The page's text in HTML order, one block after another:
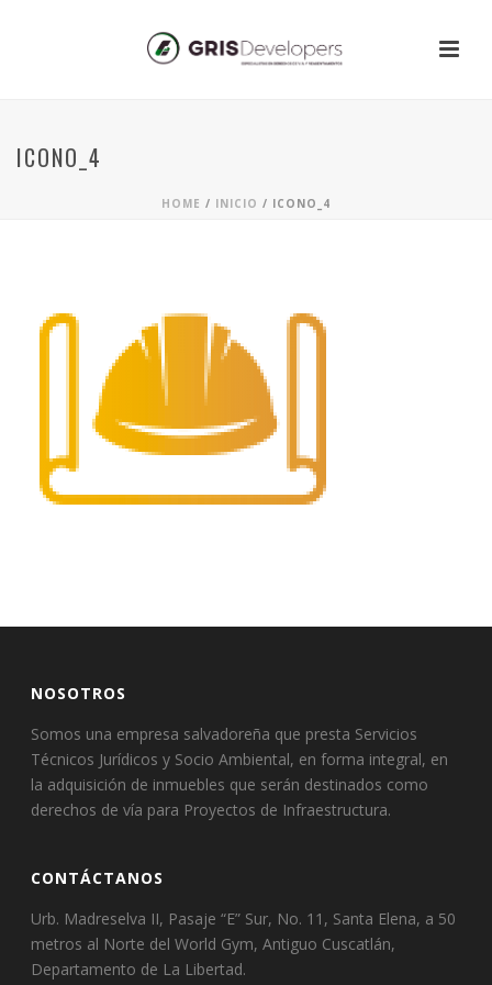
ICONO_4
HOME / INICIO / ICONO_4
NOSOTROS
Somos una empresa salvadoreña que presta Servicios
Técnicos Jurídicos y Socio Ambiental, en forma integral, en
la adquisición de inmuebles que serán destinados como
derechos de vía para Proyectos de Infraestructura.
CONTÁCTANOS
Urb. Madreselva II, Pasaje “E” Sur, No. 11, Santa Elena, a 50
metros al Norte del World Gym, Antiguo Cuscatlán,
Departamento de La Libertad.